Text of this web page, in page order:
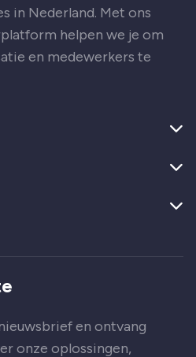
in Nederland. Met ons
helpen we je om
en medewerkers te
en ontvang
onze oplossingen,